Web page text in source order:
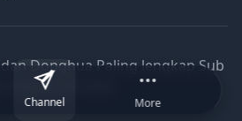
Donghua Paling lengkap Sub
Terbaru © 2026
Channel More